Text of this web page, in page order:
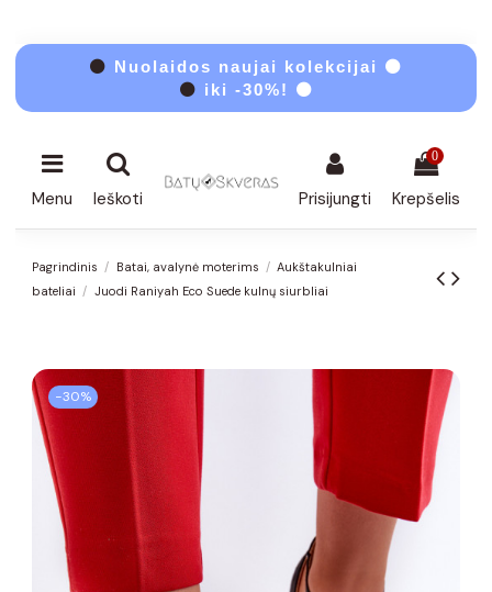
⚫ Nuolaidos naujai kolekcijai ⚫
⚫ iki -30%! ⚫
Menu Ieškoti Prisijungti
0
Krepšelis
Pagrindinis Batai, avalynė moterims
Aukštakulniai
bateliai
Juodi Raniyah Eco Suede kulnų siurbliai
−30%